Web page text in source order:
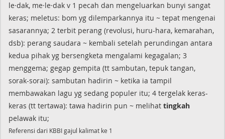
le·dak, me·le·dak v 1 pecah dan mengeluarkan bunyi sangat
keras; meletus: bom yg dilemparkannya itu ~ tepat mengenai
sasarannya; 2 terbit perang (revolusi, huru-hara, kemarahan,
dsb): perang saudara ~ kembali setelah perundingan antara
kedua pihak yg bersengketa mengalami kegagalan; 3
menggema; gegap gempita (tt sambutan, tepuk tangan,
sorak-sorai): sambutan hadirin ~ ketika ia tampil
membawakan lagu yg sedang populer itu; 4 tergelak keras-
keras (tt tertawa): tawa hadirin pun ~ melihat tingkah
pelawak itu;
Referensi dari KBBI gajul kalimat ke 1